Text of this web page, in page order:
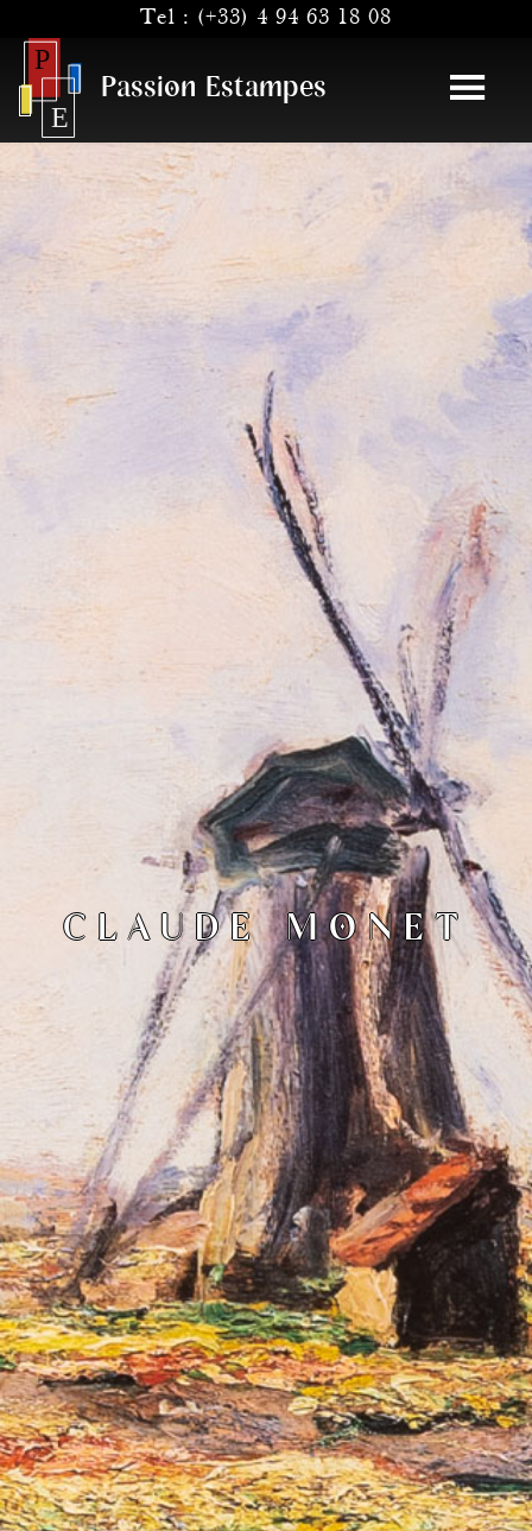
Tel : (+33) 4 94 63 18 08
Passion Estampes
CLAUDE MONET